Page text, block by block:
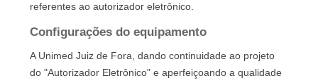
referentes ao autorizador eletrônico.
Configurações do equipamento
A Unimed Juiz de Fora, dando continuidade ao projeto
do "Autorizador Eletrônico" e aperfeiçoando a qualidade